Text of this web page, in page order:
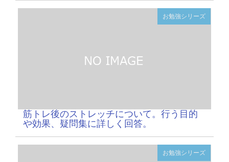
お勉強シリーズ
筋トレ後のストレッチについて。行う目的
や効果、疑問集に詳しく回答。
お勉強シリーズ